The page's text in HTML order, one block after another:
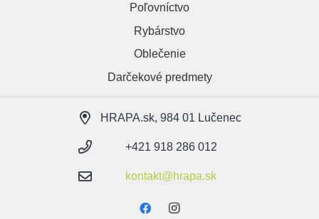
Poľovníctvo
Rybárstvo
Oblečenie
Darčekové predmety
HRAPA.sk, 984 01 Lučenec
+421 918 286 012
kontakt@hrapa.sk